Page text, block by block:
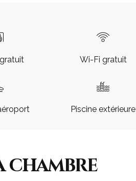
Wi-Fi gratuit
Piscine extérieure
chambre